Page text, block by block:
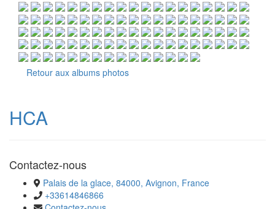
Retour aux albums photos
HCA
Contactez-nous
Palais de la glace, 84000, Avignon, France
+33614846866